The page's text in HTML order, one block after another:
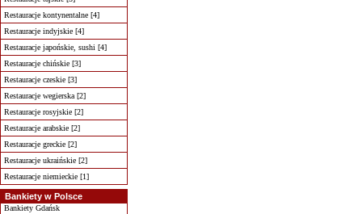
Restauracje kontynentalne [4]
Restauracje indyjskie [4]
Restauracje japońskie, sushi [4]
Restauracje chińskie [3]
Restauracje czeskie [3]
Restauracje wegierska [2]
Restauracje rosyjskie [2]
Restauracje arabskie [2]
Restauracje greckie [2]
Restauracje ukraińskie [2]
Restauracje niemieckie [1]
Bankiety w Polsce
Bankiety Gdańsk